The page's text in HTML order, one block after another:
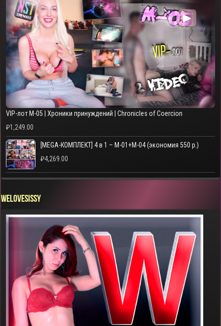
▶
VIP-лот M-05 | Хроники принуждений | Chronicles of Coercion
₽1,249.00
[MEGA-КОМПЛЕКТ] 4 в 1 – M-01+M-04 (экономия 550 р.)
₽4,269.00
WELOVESISSY